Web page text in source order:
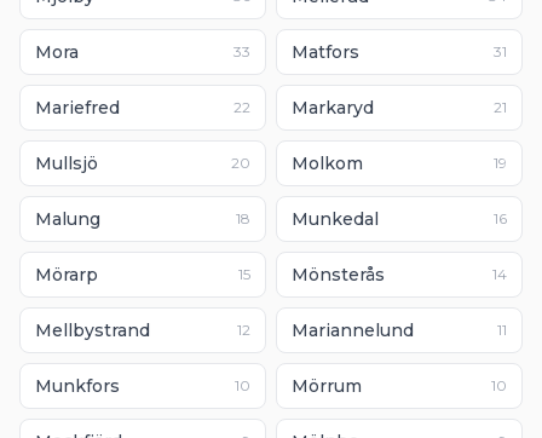
Mora 33 Matfors 31
Mariefred 22 Markaryd 21
Mullsjö 20 Molkom 19
Malung 18 Munkedal 16
Mörarp 15 Mönsterås 14
Mellbystrand 12 Mariannelund 11
Munkfors 10 Mörrum 10